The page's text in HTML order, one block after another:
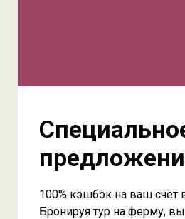
100% кэшбэк на ваш
Бронируя тур на ферму,